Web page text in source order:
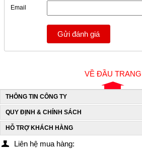
Email
Gửi đánh giá
VỀ ĐẦU TRANG
THÔNG TIN CÔNG TY
QUY ĐỊNH & CHÍNH SÁCH
HỖ TRỢ KHÁCH HÀNG
Liên hệ mua hàng: